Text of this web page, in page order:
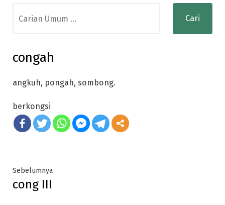
for:
congah
angkuh, pongah, sombong.
berkongsi
Post
navigation
SebelumnyaPrevious
cong III